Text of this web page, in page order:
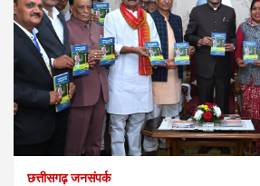
छत्तीसगढ़ जनसंपर्क